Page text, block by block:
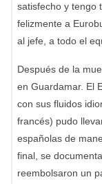
satisfecho y tengo
felizmente a
al jefe, a todo el
Después de la
en Guardamar. El
con sus fluidos
francés) pudo
españolas de
final, se
reembolsaron un